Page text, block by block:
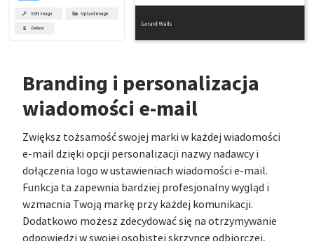
Branding i personalizacja
wiadomości e-mail
Zwiększ tożsamość swojej marki w każdej wiadomości
e-mail dzięki opcji personalizacji nazwy nadawcy i
dołączenia logo w ustawieniach wiadomości e-mail.
Funkcja ta zapewnia bardziej profesjonalny wygląd i
wzmacnia Twoją markę przy każdej komunikacji.
Dodatkowo możesz zdecydować się na otrzymywanie